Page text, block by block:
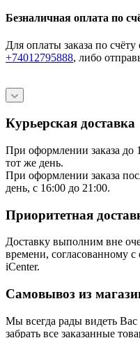
Безналичная оплата по
Для оплаты заказа по
+74012795888, либо
Курьерская доставка
При оформлении заказа до
тот же день.
При оформлении заказа
день, с 16:00 до 21:00.
Приоритетная
Доставку выполним вне
времени, согласованному с
iCenter.
Самовывоз из
Мы всегда рады видеть
забрать все заказанные